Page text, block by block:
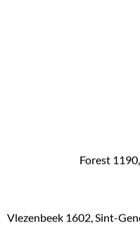
Forest
Vlezenbeek 1602, Sint-